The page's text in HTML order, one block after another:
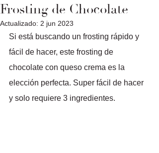
Frosting de Chocolate
Actualizado: 2 jun 2023
Si está buscando un frosting rápido y
fácil de hacer, este frosting de
chocolate con queso crema es la
elección perfecta. Super fácil de hacer
y solo requiere 3 ingredientes.